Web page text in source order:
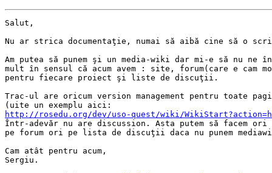
Salut,
Nu ar strica documentaţie, numai să aibă cine să o
Am putea să punem şi un media-wiki dar mi-e să nu ne
mult în sensul că acum avem : site, forum(care e cam
pentru fiecare proiect şi liste de discuţii.
Trac-ul are oricum version management pentru toate
http://rosedu.org/dev/uso-quest/wiki/
Într-adevăr nu are discussion. Asta putem să facem
pe forum ori pe lista de discuţii daca nu punem
Cam atât pentru acum,
Sergiu.